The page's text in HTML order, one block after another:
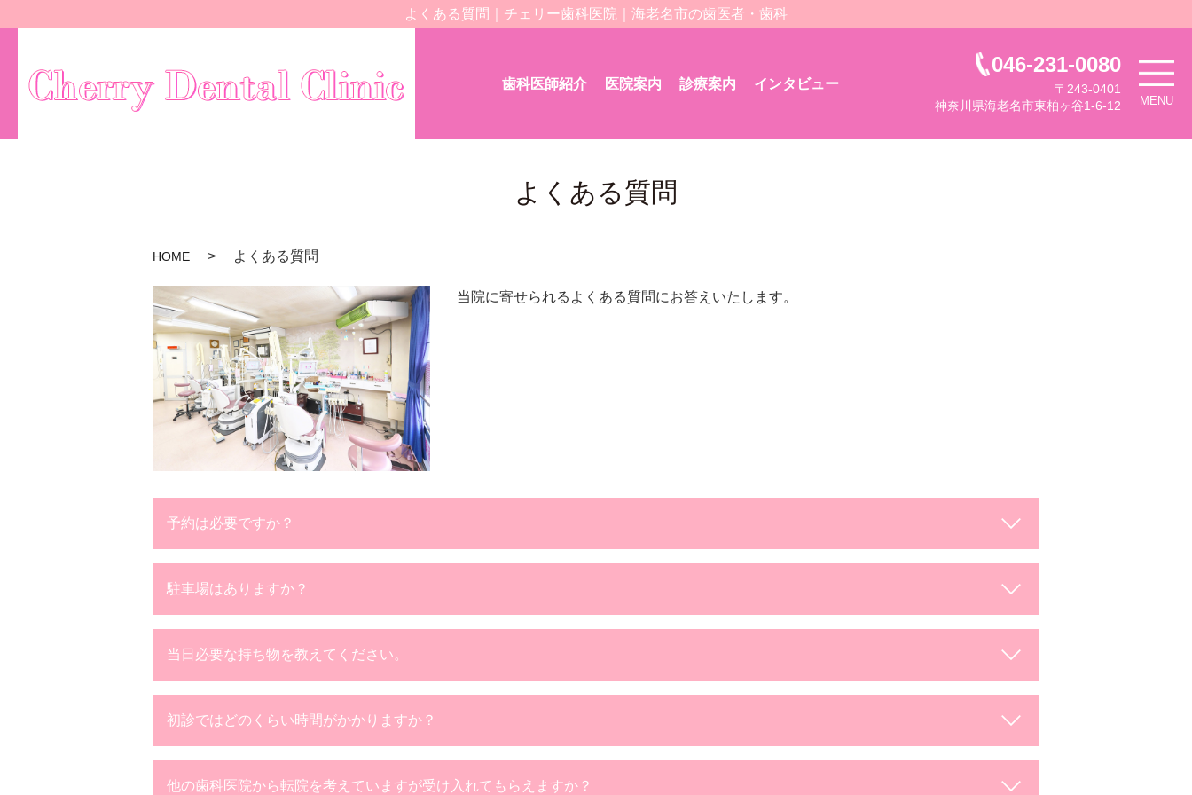
よくある質問｜チェリー歯科医院｜海老名市の歯医者・歯科
歯科医師紹介 医院案内 診療案内 インタビュー
046-231-0080
〒243-0401
神奈川県海老名市東柏ヶ谷1-6-12
MENU
よくある質問
HOME よくある質問
当院に寄せられるよくある質問にお答えいたします。
予約は必要ですか？
駐車場はありますか？
当日必要な持ち物を教えてください。
初診ではどのくらい時間がかかりますか？
他の歯科医院から転院を考えていますが受け入れてもらえますか？